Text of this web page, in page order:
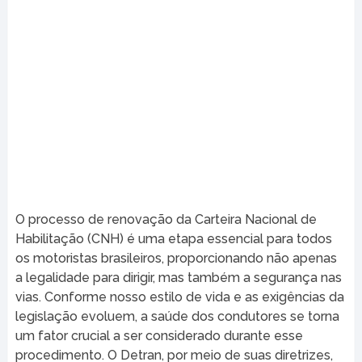
O processo de renovação da Carteira Nacional de
Habilitação (CNH) é uma etapa essencial para todos
os motoristas brasileiros, proporcionando não apenas
a legalidade para dirigir, mas também a segurança nas
vias. Conforme nosso estilo de vida e as exigências da
legislação evoluem, a saúde dos condutores se torna
um fator crucial a ser considerado durante esse
procedimento. O Detran, por meio de suas diretrizes,